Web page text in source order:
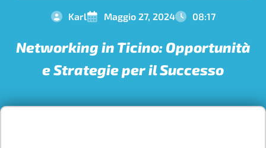
Karl Maggio 27, 2024 08:17
Networking in Ticino: Opportunità
e Strategie per il Successo